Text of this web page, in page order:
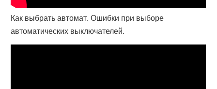
Как выбрать автомат. Ошибки при выборе
автоматических выключателей.